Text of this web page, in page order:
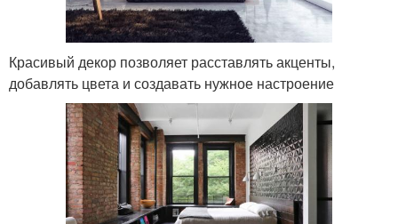
Красивый декор позволяет расставлять акценты,
добавлять цвета и создавать нужное настроение